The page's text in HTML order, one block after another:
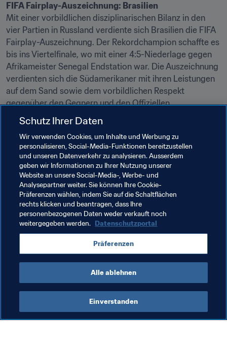
FIFA Fairplay-Auszeichnung: Brasilien
Mit einer vorbildlichen disziplinarischen Bilanz in den
vier Partien in Russland verdiente sich Brasilien die FIFA
Fairplay-Auszeichnung. Der Rekordchampion schaffte es
bis ins Viertelfinale, wo mit einer 4:5-Niederlage gegen
Afrikameister Senegal Endstation war. Die Auszeichnung
verdienten sich die Südamerikaner mit ihren Leistungen
auf dem Sand sowie dem vorbildlichen Respekt
Verwandte Themen
FIFA Beach-Soccer-Weltmeisterschaft Russland
2021™
Russia UEFA Japan AFC Switzerland
Senegal CAF
Schutz Ihrer Daten
Wir verwenden Cookies, um Inhalte und Werbung zu
personalisieren, Social-Media-Funktionen bereitzustellen
und unseren Datenverkehr zu analysieren. Ausserdem
geben wir Informationen zu Ihrer Nutzung unserer
Website an unsere Social-Media-, Werbe- und
Analysepartner weiter. Sie können Ihre Cookie-
Präferenzen wählen, indem Sie auf die Schaltflächen
rechts klicken und beantragen, dass Ihre
personenbezogenen Daten weder verkauft noch
weitergegeben werden. Datenschutzportal
Präferenzen
Alle ablehnen
Einverstanden